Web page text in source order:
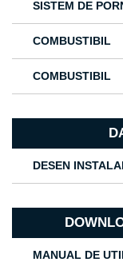
SISTEM DE
COMBUSTIBIL
COMBUSTIBIL
DESEN
MANUAL DE